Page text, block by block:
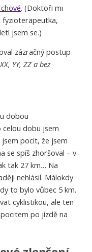
. (Doktoři mi
fyzioterapeutka,
jsem se.)
zázračný postup
YY, ZZ a bez
dobou
dobu jsem
jsem pocit, že jsem
se spíš zhoršoval – v
tak 27 km… Na
nehlásil. Málokdy
to bylo vůbec 5 km.
cyklistikou, ale ten
po jízdě na